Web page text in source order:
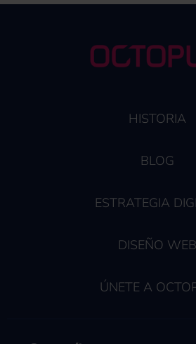
HISTORIA
BLOG
ESTRATEGIA
DISEÑO WEB
ÚNETE A